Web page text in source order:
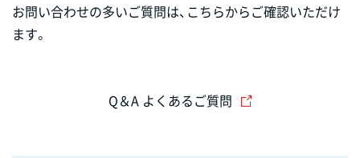
お問い合わせの多いご質問は、こちらからご確認いただけ
ます。
Q＆A よくあるご質問